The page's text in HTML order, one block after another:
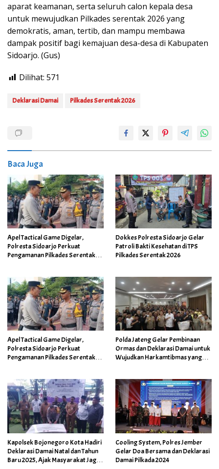
aparat keamanan, serta seluruh calon kepala desa
untuk mewujudkan Pilkades serentak 2026 yang
demokratis, aman, tertib, dan mampu membawa
dampak positif bagi kemajuan desa-desa di Kabupaten
Sidoarjo. (Gus)
Dilihat: 571
Deklarasi Damai Pilkades Serentak 2026
Baca Juga
Apel Tactical Game Digelar,
Polresta Sidoarjo Perkuat
Pengamanan Pilkades Serentak
Dokkes Polresta Sidoarjo Gelar
Patroli Bakti Kesehatan di TPS
Pilkades Serentak 2026
Apel Tactical Game Digelar,
Polresta Sidoarjo Perkuat
Pengamanan Pilkades Serentak
Polda Jateng Gelar Pembinaan
Ormas dan Deklarasi Damai untuk
Wujudkan Harkamtibmas yang
Kapolsek Bojonegoro Kota Hadiri
Deklarasi Damai Natal dan Tahun
Baru 2025, Ajak Masyarakat Jaga
Cooling System, Polres Jember
Gelar Doa Bersama dan Deklarasi
Damai Pilkada 2024